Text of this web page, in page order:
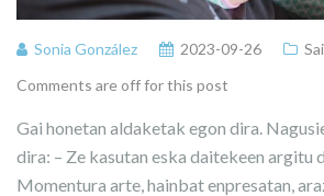
Sonia González 2023-09-26
Comments are off for this post
Gai honetan aldaketak egon dira.
dira: – Ze kasutan eska daitekeen argitu
Momentura arte, hainbat enpresatan,